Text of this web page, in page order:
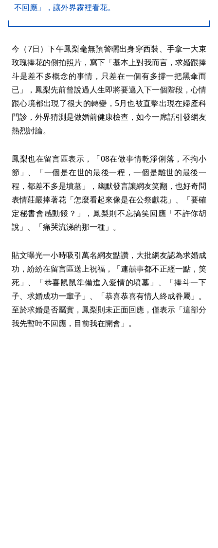
不回應」，讓外界霧裡看花。
今（7日）下午鳳梨毫無預警曬出身穿西裝、手拿一大束
玫瑰捧花的側拍照片，寫下「基本上對我而言，求婚跟捧
斗是差不多概念的事情，只差在一個有多撐一把黑傘而
已」，鳳梨先前曾說過人生即將要邁入下一個階段，心情
跟心境都出現了很大的轉變，5月也被直擊出現在婦產科
門診，外界猜測是做婚前健康檢查，如今一席話引發網友
熱烈討論。
鳳梨也在留言區表示，「08在做事情乾淨俐落，不拘小
節」、「一個是在世的最後一程，一個是離世的最後一
程，都差不多是墳墓」，幽默發言讓網友笑翻，也好奇問
表情莊嚴捧著花「怎麼看起來像是在公祭獻花」、「要確
定秘書會感動餒？」，鳳梨則不忘搞笑回應「不許你胡
說」、「痛哭流涕的那一種」。
貼文曝光一小時吸引萬名網友點讚，大批網友認為求婚成
功，紛紛在留言區送上祝福，「連囍事都不正經一點，笑
死」、「恭喜鼠鼠準備進入愛情的墳墓」、「捧斗一下
子、求婚成功一輩子」、「恭喜恭喜有情人終成眷屬」。
至於求婚是否屬實，鳳梨則未正面回應，僅表示「這部分
我先暫時不回應，目前我在開會」。